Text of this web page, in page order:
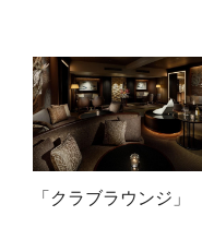
「クラブラウンジ」